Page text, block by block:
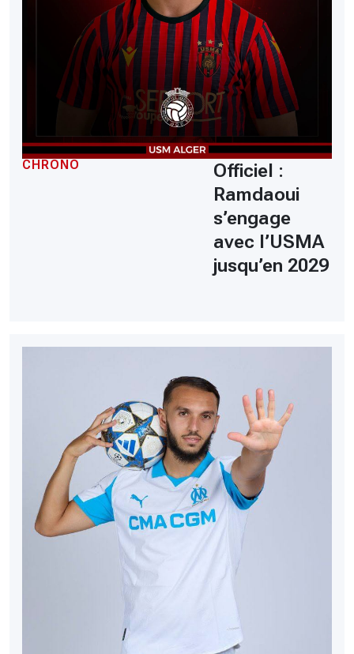
CHRONO
Officiel :
Ramdaoui
s’engage
avec l’USMA
jusqu’en 2029